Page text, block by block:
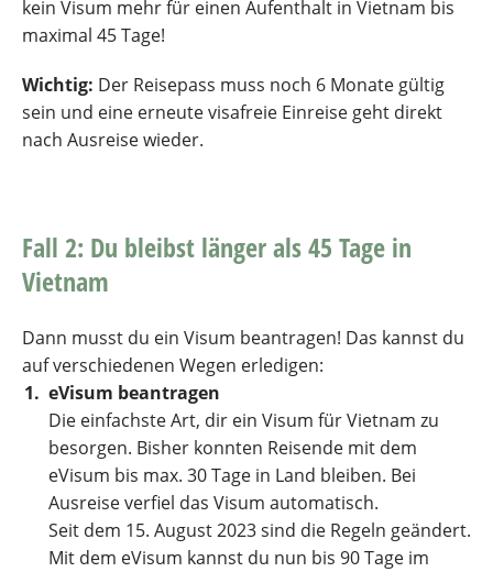
kein Visum mehr für einen Aufenthalt in Vietnam bis
maximal 45 Tage!
Wichtig: Der Reisepass muss noch 6 Monate gültig
sein und eine erneute visafreie Einreise geht direkt
nach Ausreise wieder.
Fall 2: Du bleibst länger als 45 Tage in
Vietnam
Dann musst du ein Visum beantragen! Das kannst du
auf verschiedenen Wegen erledigen:
eVisum beantragen
Die einfachste Art, dir ein Visum für Vietnam zu
besorgen. Bisher konnten Reisende mit dem
eVisum bis max. 30 Tage in Land bleiben. Bei
Ausreise verfiel das Visum automatisch.
Seit dem 15. August 2023 sind die Regeln geändert.
Mit dem eVisum kannst du nun bis 90 Tage im